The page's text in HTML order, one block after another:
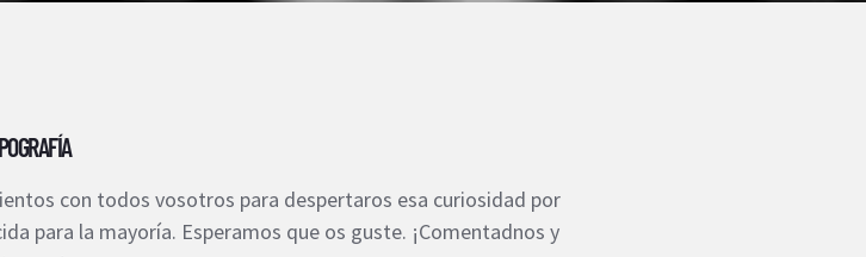
con todos vosotros para despertaros esa curiosidad por
para la mayoría. Esperamos que os guste. ¡Comentadnos y